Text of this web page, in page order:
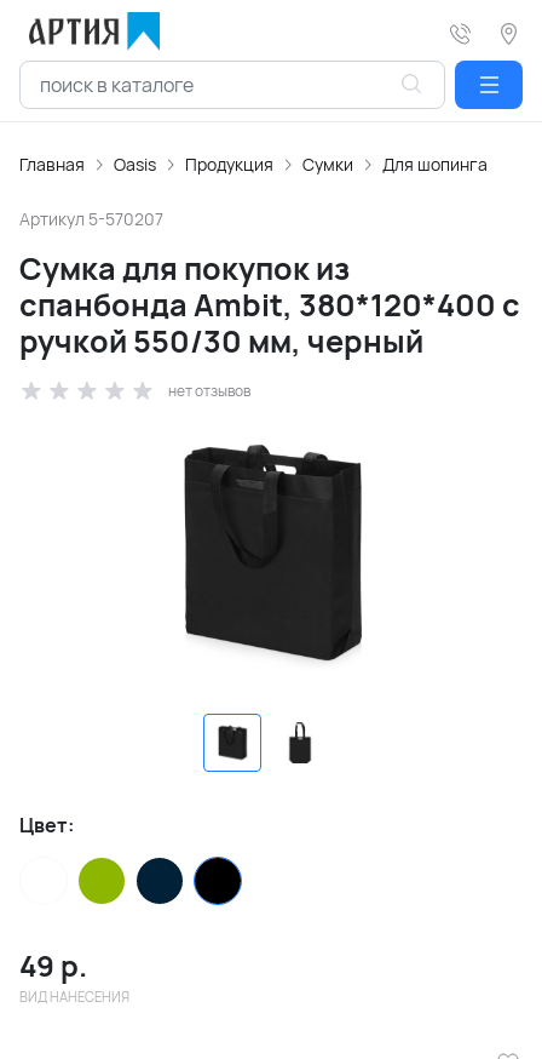
Главная Oasis Продукция Сумки Для шопинга
Артикул 5-570207
Сумка для покупок из
спанбонда Ambit, 380*120*400 с
ручкой 550/30 мм, черный
нет отзывов
Цвет:
49 р.
ВИД НАНЕСЕНИЯ